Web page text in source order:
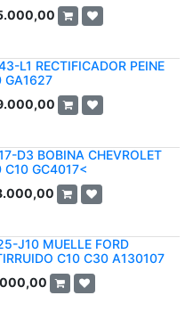
L1 RECTIFICADOR PEINE
GA1627
D3 BOBINA CHEVROLET
C10 GC4017<
J10 MUELLE FORD
C10 C30 A130107